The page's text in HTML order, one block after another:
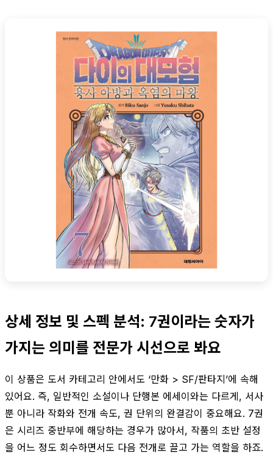
상세 정보 및 스펙 분석: 7권이라는 숫자가
가지는 의미를 전문가 시선으로 봐요
이 상품은 도서 카테고리 안에서도 ‘만화 > SF/판타지’에 속해
있어요. 즉, 일반적인 소설이나 단행본 에세이와는 다르게, 서사
뿐 아니라 작화와 전개 속도, 권 단위의 완결감이 중요해요. 7권
은 시리즈 중반부에 해당하는 경우가 많아서, 작품의 초반 설정
을 어느 정도 회수하면서도 다음 전개로 끌고 가는 역할을 하죠.